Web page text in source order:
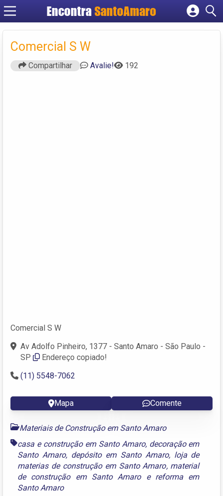
Encontra SantoAmaro
Cadastrar empresa
Comercial S W
Compartilhar Avalie! 192
Comercial S W
Av Adolfo Pinheiro, 1377 - Santo Amaro - São Paulo -
SP
Endereço copiado!
(11) 5548-7062
Mapa Comente
Materiais de Construção em Santo Amaro
casa e construção em Santo Amaro, decoração em
Santo Amaro, depósito em Santo Amaro, loja de
materias de construção em Santo Amaro, material
de construção em Santo Amaroe reforma em
Santo Amaro